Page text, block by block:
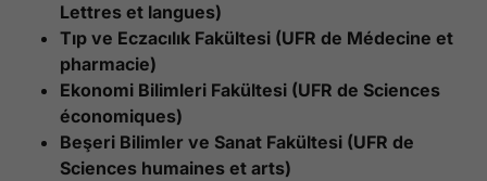
Lettres et langues)
Tıp ve Eczacılık Fakültesi (UFR de Médecine et
pharmacie)
Ekonomi Bilimleri Fakültesi (UFR de Sciences
économiques)
Beşeri Bilimler ve Sanat Fakültesi (UFR de
Sciences humaines et arts)